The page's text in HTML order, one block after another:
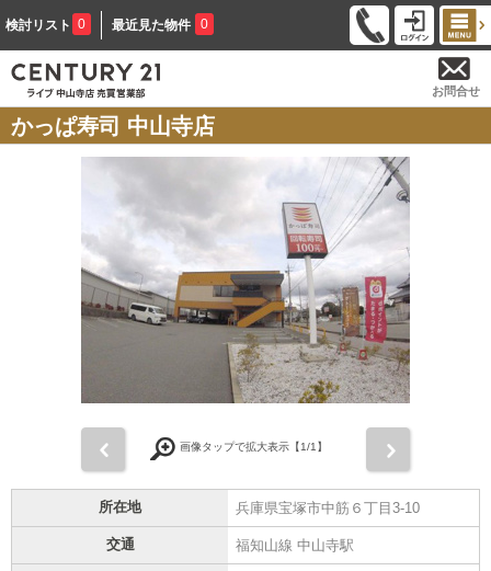
検討リスト 0 最近見た物件 0
お問合せ
かっぱ寿司 中山寺店
画像タップで拡大表示【1/1】
所在地 兵庫県宝塚市中筋６丁目3-10
交通 福知山線 中山寺駅